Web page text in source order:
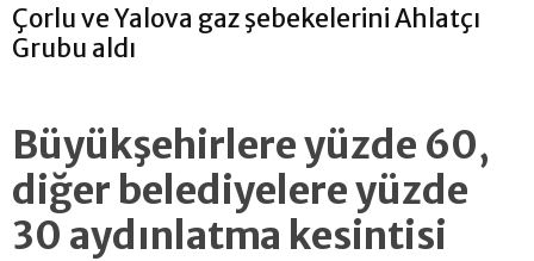
Çorlu ve Yalova gaz şebekelerini Ahlatçı
Grubu aldı
Büyükşehirlere yüzde 60,
diğer belediyelere yüzde
30 aydınlatma kesintisi